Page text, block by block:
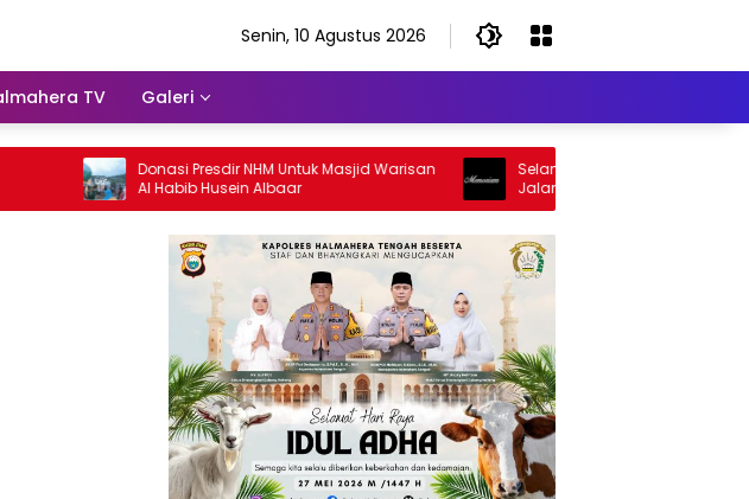
Senin, 10 Agustus 2026
TV Galeri
Donasi Presdir NHM Untuk Masjid Warisan
Al Habib Husein Albaar
Selamat Jalan Sang Inspirator,
Jalan Abangku Yuslam Idris